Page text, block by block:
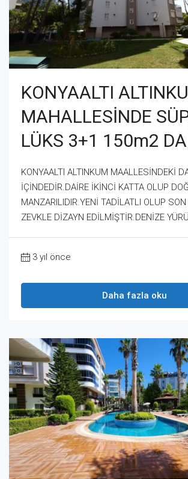
KONYAALTI
MAHALLESİNDE
LÜKS 3+1 150m2
KONYAALTI ALTINKUM MAALLESİNDEKİ
İÇİNDEDİR.DAİRE İKİNCİ KATTA OLUP
MANZARILIDIR.YENİ TADİLATLI OLUP SON
ZEVKLE DİZAYN EDİLMİŞTİR.DENİZE
3 yıl önce
Daha fazla oku